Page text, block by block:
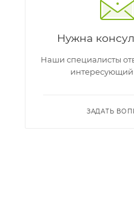
Нужна
Наши специалисты
интересующий
ЗАДАТЬ